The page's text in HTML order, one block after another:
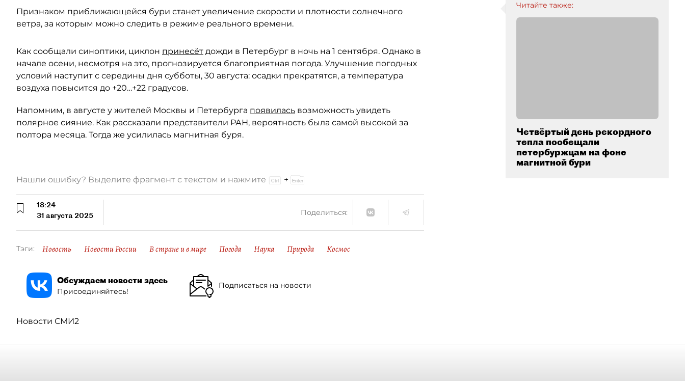
Признаком приближающейся бури станет увеличение скорости и плотности солнечного
ветра, за которым можно следить в режиме реального времени.
Как сообщали синоптики, циклон принесёт дожди в Петербург в ночь на 1 сентября. Однако в
начале осени, несмотря на это, прогнозируется благоприятная погода. Улучшение погодных
условий наступит с середины дня субботы, 30 августа: осадки прекратятся, а температура
воздуха повысится до +20…+22 градусов.
Напомним, в августе у жителей Москвы и Петербурга появилась возможность увидеть
полярное сияние. Как рассказали представители РАН, вероятность была самой высокой за
полтора месяца. Тогда же усилилась магнитная буря.
Читайте также:
Четвёртый день рекордного
тепла пообещали
петербуржцам на фоне
магнитной бури
Нашли ошибку? Выделите фрагмент с текстом и нажмите +
18:24
31 августа 2025
Поделиться:
Тэги: Новость Новости России В стране и в мире Погода Наука Природа Космос
Обсуждаем новости здесь
Присоединяйтесь!
Подписаться на новости
Новости СМИ2